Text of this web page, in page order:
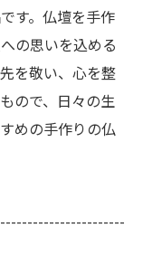
す。仏壇を手作
の思いを込める
を敬い、心を整
ので、日々の生
めの手作りの仏